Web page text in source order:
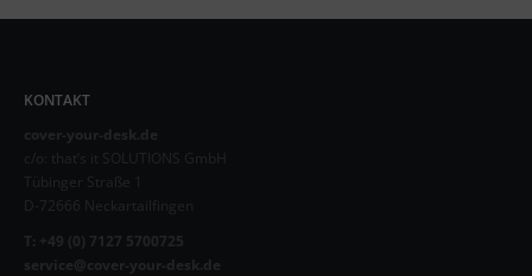
KONTAKT
cover-your-desk.de
c/o: that’s it SOLUTIONS GmbH
Tübinger Straße 1
D-72666 Neckartailfingen
T: +49 (0) 7127 5700725
service@cover-your-desk.de